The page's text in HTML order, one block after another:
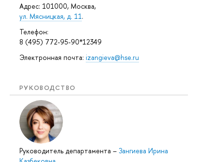
Адрес: 101000, Москва,
ул. Мясницкая, д. 11.
Телефон:
8 (495) 772-95-90*12349
Электронная почта: izangieva@hse.ru
РУКОВОДСТВО
Руководитель департамента – Зангиева Ирина